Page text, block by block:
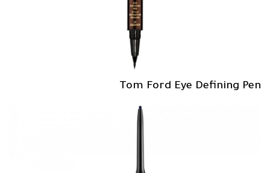
Tom Ford Eye Defining Pen